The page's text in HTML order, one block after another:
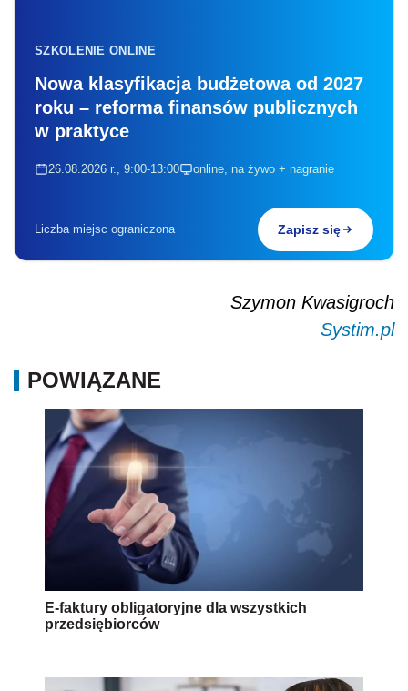
SZKOLENIE ONLINE
Nowa klasyfikacja budżetowa od 2027
roku – reforma finansów publicznych
w praktyce
26.08.2026 r., 9:00-13:00 online, na żywo + nagranie
Liczba miejsc ograniczona Zapisz się
Szymon Kwasigroch
Systim.pl
POWIĄZANE
E-faktury obligatoryjne dla wszystkich
przedsiębiorców